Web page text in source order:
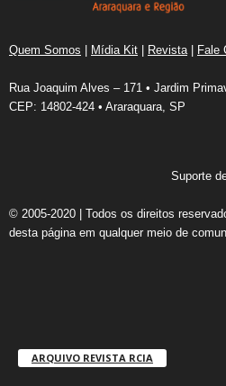
Quem Somos | Mídia Kit | Revista | Fale
Rua Joaquim Alves – 171 • Jardim
CEP: 14802-424 • Araraquara, SP
Suporte
© 2005-2020 | Todos os direitos
desta página em qualquer meio de
ARQUIVO REVISTA RCIA